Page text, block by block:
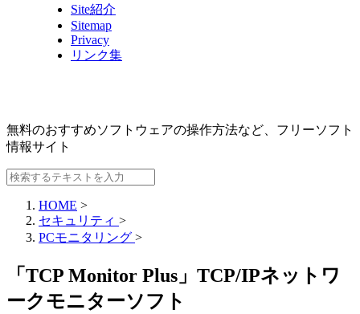
Site紹介
Sitemap
Privacy
リンク集
無料のおすすめソフトウェアの操作方法など、 フリーソフト
情報サイト
HOME >
セキュリティ >
PCモニタリング >
「TCP Monitor Plus」TCP/IPネットワ
ークモニターソフト